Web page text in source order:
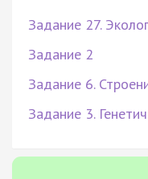
Задание 27.
Задание 2
Задание 6.
Задание 3.